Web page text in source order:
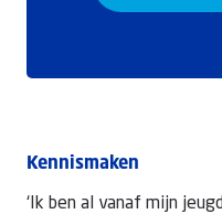
Kennismaken
‘Ik ben al vanaf mijn